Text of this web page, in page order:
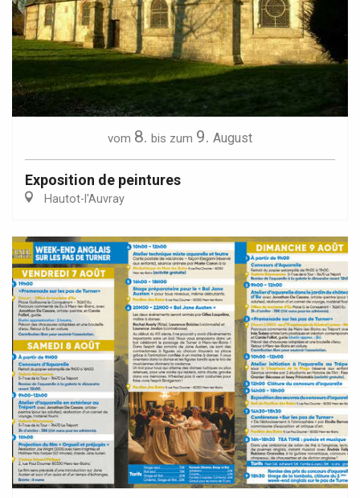
vom 8. bis zum 9. August
Exposition de peintures
Hautot-l'Auvray